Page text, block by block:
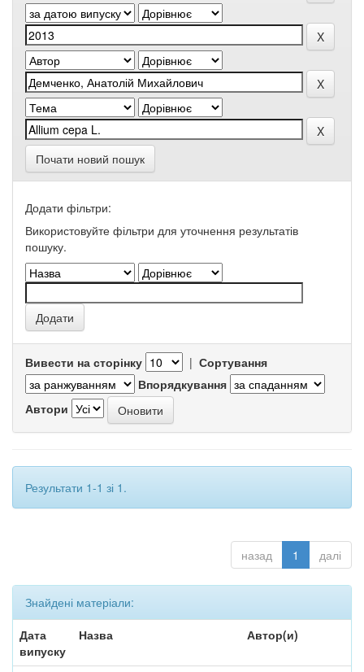
Почати новий пошук
Додати фільтри:
Використовуйте фільтри для уточнення результатів
пошуку.
Вивести на сторінку | Сортування
Впорядкування
Автори
Результати 1-1 зі 1.
назад 1 далі
Знайдені матеріали:
Дата
випуску
Назва Автор(и)